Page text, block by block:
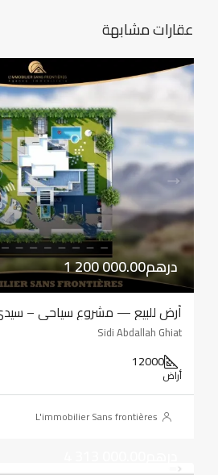
عقارات مشابهة
1 200 000.00درهم
Sidi Abdallah Ghiat
12000
أراض
L'immobilier Sans frontières